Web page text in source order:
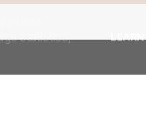
are
statistics,
LEARN